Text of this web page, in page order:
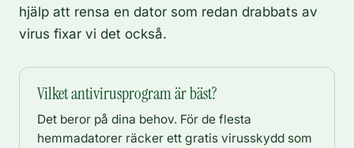
hjälp att rensa en dator som redan drabbats av
virus fixar vi det också.
Vilket antivirusprogram är bäst?
Det beror på dina behov. För de flesta
hemmadatorer räcker ett gratis virusskydd som